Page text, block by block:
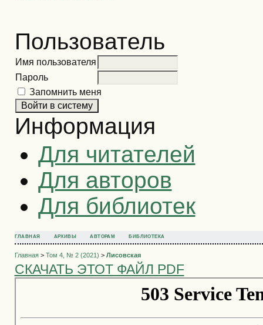
Пользователь
Имя пользователя
Пароль
Запомнить меня
Информация
Для читателей
Для авторов
Для библиотек
ГЛАВНАЯ АРХИВЫ АВТОРАМ БИБЛИОТЕКА
Главная> Том 4, № 2 (2021) > Лисовская
СКАЧАТЬ ЭТОТ ФАЙЛ PDF